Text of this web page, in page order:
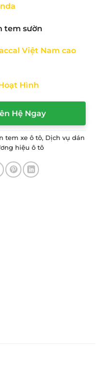
tem sườn
Việt Nam cao
Hình
Hệ Ngay
tem xe ô tô, Dịch vụ dán
hiệu ô tô